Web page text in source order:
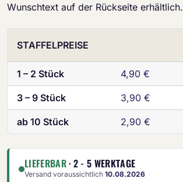
Wunschtext auf der Rückseite erhältlich.
STAFFELPREISE
1 – 2 Stück 4,90 €
3 – 9 Stück 3,90 €
ab 10 Stück 2,90 €
LIEFERBAR· 2 - 5 WERKTAGE
Versand voraussichtlich 10.08.2026